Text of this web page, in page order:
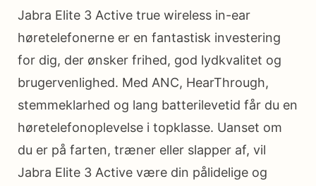
Jabra Elite 3 Active true wireless in-ear
høretelefonerne er en fantastisk investering
for dig, der ønsker frihed, god lydkvalitet og
brugervenlighed. Med ANC, HearThrough,
stemmeklarhed og lang batterilevetid får du en
høretelefonoplevelse i topklasse. Uanset om
du er på farten, træner eller slapper af, vil
Jabra Elite 3 Active være din pålidelige og